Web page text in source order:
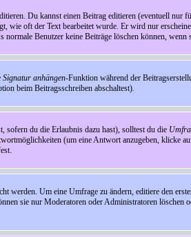
Du kannst einen Beitrag editieren (eventuell nur
wie oft der Text bearbeitet wurde. Er wird nur
Benutzer keine Beiträge löschen können, wenn
Signatur anhängen-Funktion während der
beim Beitragsschreiben abschaltest).
sofern du die Erlaubnis dazu hast), solltest du die
(um eine Antwort anzugeben, klicke
Um eine Umfrage zu ändern, editiere den
sie nur Moderatoren oder Administratoren